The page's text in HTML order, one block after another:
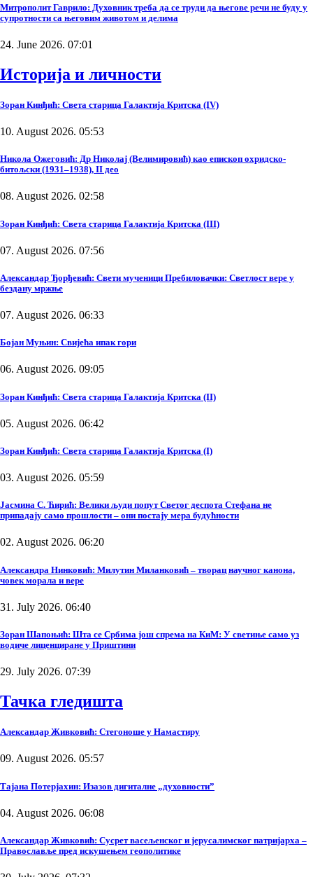
Митрополит Гаврило: Духовник треба да се труди да његове речи не буду у
супротности са његовим животом и делима
24. June 2026. 07:01
Историја и личности
Зоран Кинђић: Света старица Галактија Критска (IV)
10. August 2026. 05:53
Никола Ожеговић: Др Николај (Велимировић) као епископ охридско-
битољски (1931–1938), II део
08. August 2026. 02:58
Зоран Кинђић: Света старица Галактија Критска (III)
07. August 2026. 07:56
Александар Ђорђевић: Свети мученици Пребиловачки: Светлост вере у
бездану мржње
07. August 2026. 06:33
Бојан Муњин: Свијећа ипак гори
06. August 2026. 09:05
Зоран Кинђић: Света старица Галактија Критска (II)
05. August 2026. 06:42
Зоран Кинђић: Света старица Галактија Критска (I)
03. August 2026. 05:59
Јасмина С. Ћирић: Велики људи попут Светог деспота Стефана не
припадају само прошлости – они постају мера будућности
02. August 2026. 06:20
Александра Нинковић: Милутин Миланковић – творац научног канона,
човек морала и вере
31. July 2026. 06:40
Зоран Шапоњић: Шта се Србима још спрема на КиМ: У светиње само уз
водиче лиценциране у Приштини
29. July 2026. 07:39
Тачка гледишта
Александар Живковић: Стегоноше у Намастиру
09. August 2026. 05:57
Тајана Потерјахин: Изазов дигиталне „духовности”
04. August 2026. 06:08
Александар Живковић: Сусрет васељенског и јерусалимског патријарха –
Православље пред искушењем геополитике